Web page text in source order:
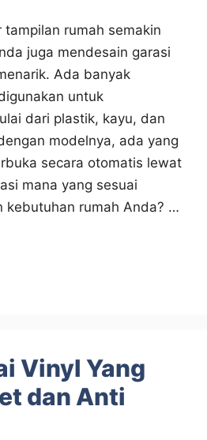
tampilan rumah semakin
juga mendesain garasi
Ada banyak
untuk
dari plastik, kayu, dan
modelnya, ada yang
secara otomatis lewat
mana yang sesuai
kebutuhan rumah Anda? …
Vinyl Yang
dan Anti